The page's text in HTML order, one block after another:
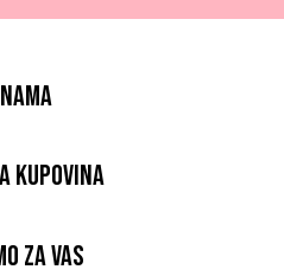
kupovina
za vas